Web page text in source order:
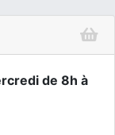
de 8h à